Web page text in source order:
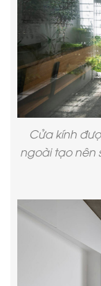
Cửa kính
ngoài tạo nên